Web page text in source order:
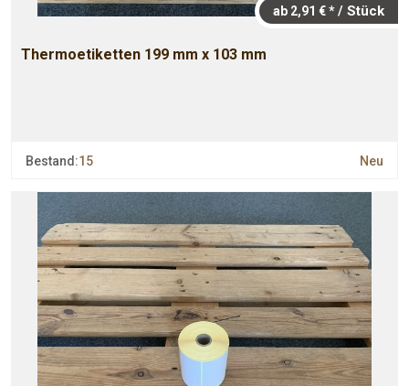
ab 2,91 € */ Stück
Thermoetiketten 199 mm x 103 mm
Bestand:15 Neu